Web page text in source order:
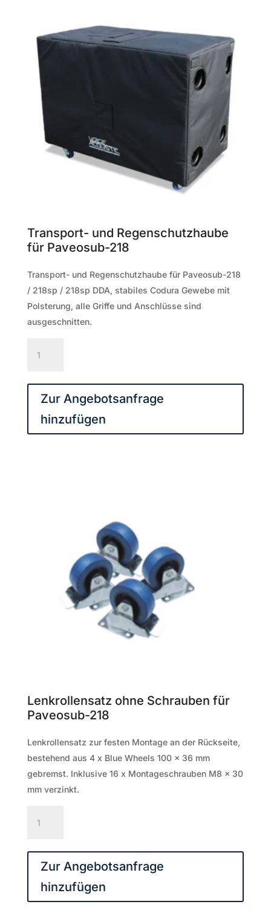
Transport- und Regenschutzhaube
für Paveosub-218
Transport- und Regenschutzhaube für Paveosub-218
/ 218sp / 218sp DDA, stabiles Codura Gewebe mit
Polsterung, alle Griffe und Anschlüsse sind
ausgeschnitten.
und
Zur Angebotsanfrage
hinzufügen
Lenkrollensatz ohne Schrauben für
Paveosub-218
Lenkrollensatz zur festen Montage an der Rückseite,
bestehend aus 4 x Blue Wheels 100 x 36 mm
gebremst. Inklusive 16 x Montageschrauben M8 x 30
mm verzinkt.
ohne
Zur Angebotsanfrage
hinzufügen